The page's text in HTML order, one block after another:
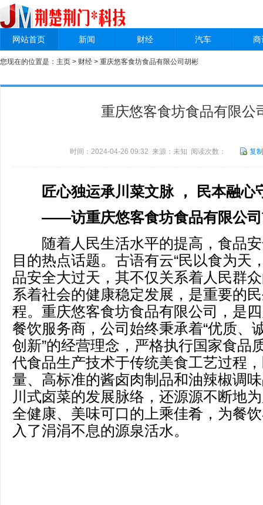
网站首页 新闻 财经 汽车
您现在的位置是： 主页 > 财经 > 重庆悠客食坊食品有限公司胡彬
重庆悠客食坊食品有限公
时间：2024-04-26 09:32 来源：未知 阅读次数： 复
匠心独运承川菜文脉，
民本融心
——访重庆悠客食坊食品有限公
随着人民生活水平的提高，食品安
目的热点话题。古语有云“民以食为天
品安全大过天，其不仅关系着人民群
系着社会的健康稳定发展，是重要的
程。重庆悠客食坊食品有限公司，是
餐饮服务商，公司始终秉承着“优质、
创新”的经营理念，严格执行国家食品
代食品生产技术于传统美食工艺过程
量、高标准的酱卤肉制品和油辣椒调
川式卤菜的发展脉络，还源源不断地
全健康、美味可口的上乘佳肴，为餐
入了涓涓不息的源泉活水。